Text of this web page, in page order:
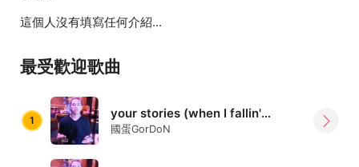
這個人沒有填寫任何介紹...
最受歡迎歌曲
1 your stories (when I fallin') ft.Naomi /remix (demo)
國蛋GorDoN